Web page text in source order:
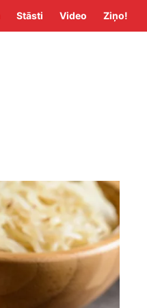
Stāsti Video Ziņo!